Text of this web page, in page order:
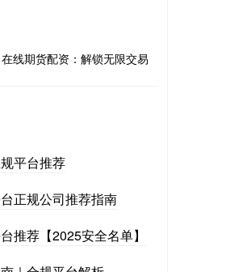
线期货配资：解锁无限交易
平台推荐
正规公司推荐指南
推荐【2025安全名单】